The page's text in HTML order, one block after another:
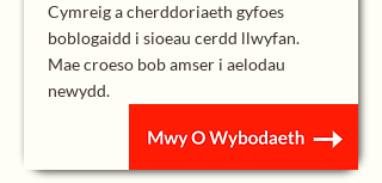
Cymreig a cherddoriaeth gyfoes
boblogaidd i sioeau cerdd llwyfan.
Mae croeso bob amser i aelodau
newydd.